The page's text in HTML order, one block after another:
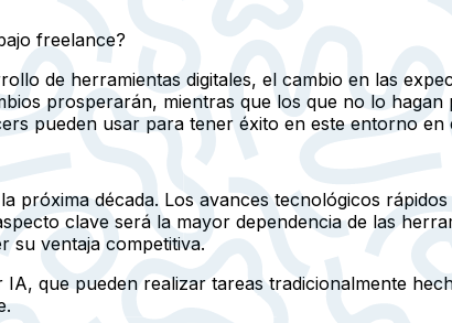
freelance?
de herramientas digitales, el cambio en las
prosperarán, mientras que los que no lo
pueden usar para tener éxito en este entorno en
próxima década. Los avances tecnológicos
clave será la mayor dependencia de las
su ventaja competitiva.
que pueden realizar tareas tradicionalmente